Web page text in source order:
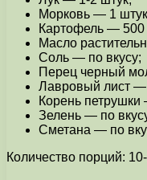
Морковь — 1
Картофель — 500
Масло
Соль — по вкусу;
Перец черный
Лавровый лист —
Корень
Зелень — по
Сметана — по
Количество порций: